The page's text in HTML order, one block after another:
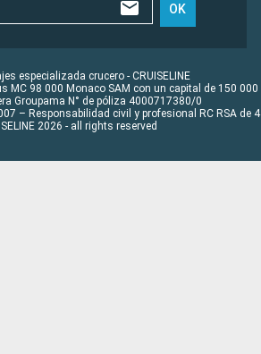
OK
especializada crucero - CRUISELINE
MC 98 000 Monaco SAM con un capital de 150 000
Groupama N° de póliza 4000717380/0
– Responsabilidad civil y profesional RC RSA de
2026 - all rights reserved